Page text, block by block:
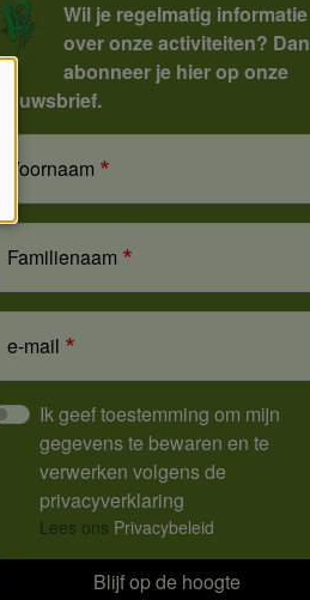
Wil je regelmatig informatie
over onze activiteiten? Dan
abonneer je hier op onze
nieuwsbrief.
Voornaam
Familienaam
e-mail
Ik geef toestemming om mijn
gegevens te bewaren en te
verwerken volgens de
privacyverklaring
Lees ons Privacybeleid
Blijf op de hoogte